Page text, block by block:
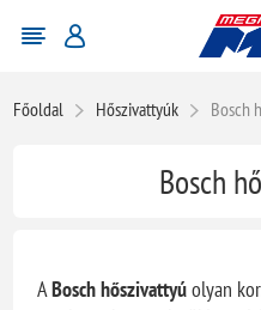
Főoldal Hőszivattyúk Bosch
Bosch
ABosch hőszivattyúolyan